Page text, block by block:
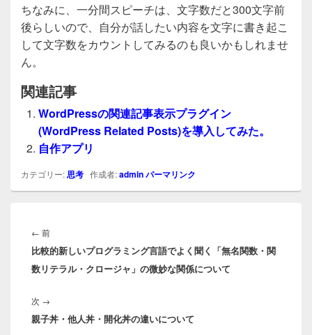
ちなみに、一分間スピーチは、文字数だと300文字前
後らしいので、自分が話したい内容を文字に書き起こ
して文字数をカウントしてみるのも良いかもしれませ
ん。
関連記事
WordPressの関連記事表示プラグイン
(WordPress Related Posts)を導入してみた。
自作アプリ
カテゴリー:思考 作成者:adminパーマリンク
稿
ナ
ビ
ゲ
シ
ョ
← 前前
の
投
比較的新しいプログラミング言語でよく聞く「無名関数・関
数リテラル・クロージャ」の微妙な関係について
次 →
の
親子丼・他人丼・開化丼の違いについて